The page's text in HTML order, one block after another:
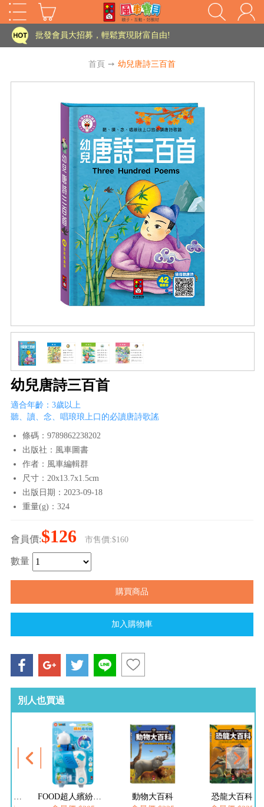
HOT
家長樂了!「風車書版集團暨FOOD超人企業總部」目前正興建中!
批發會員大招募，輕鬆實現財富自由!
老師您好!!幼教會員火熱招募中~
海外購物免煩惱！點我查看『海外購物流程說明』
批發會員大招募，輕鬆實現財富自由!
老師您好!!幼教會員火熱招募中~
海外購物免煩惱！點我查看『海外購物流程說明』
首頁 ➙ 幼兒唐詩三百首
幼兒唐詩三百首
適合年齡：3歲以上
聽、讀、念、唱琅琅上口的必讀唐詩歌謠
條碼：9789862238202
出版社：風車圖書
作者：風車編輯群
尺寸：20x13.7x1.5cm
出版日期：2023-09-18
重量(g)：324
會員價:$126 市售價:$160
數量
別人也買過
動物大百科
恐龍大百科